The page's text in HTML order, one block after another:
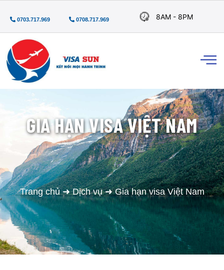
0703.717.969 0708.717.969 8AM - 8PM
GIA HẠN VISA VIỆT NAM
Trang chủ➜Dịch vụ➜Gia hạn visa Việt Nam